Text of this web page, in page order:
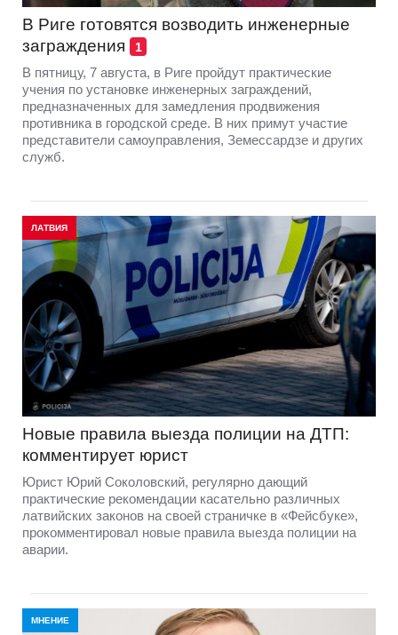
В Риге готовятся возводить инженерные
заграждения
1
В пятницу, 7 августа, в Риге пройдут практические
учения по установке инженерных заграждений,
предназначенных для замедления продвижения
противника в городской среде. В них примут участие
представители самоуправления, Земессардзе и других
служб.
ЛАТВИЯ
Новые правила выезда полиции на ДТП:
комментирует юрист
Юрист Юрий Соколовский, регулярно дающий
практические рекомендации касательно различных
латвийских законов на своей страничке в «Фейсбуке»,
прокомментировал новые правила выезда полиции на
аварии.
МНЕНИЕ